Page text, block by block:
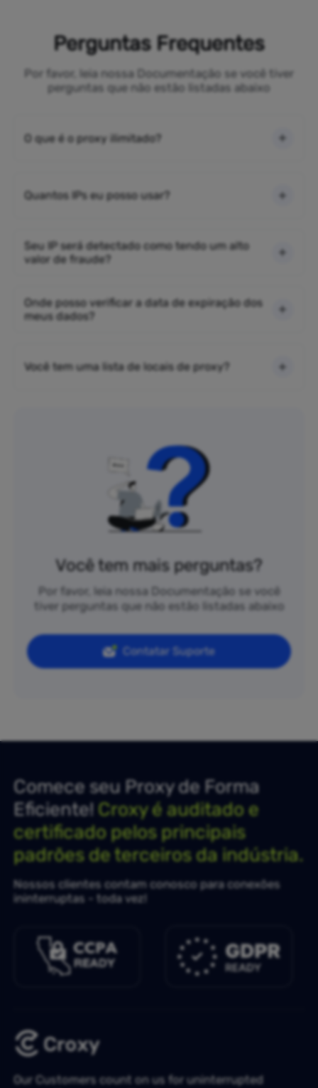
Perguntas Frequentes
Por favor, leia nossa Documentação se você tiver
perguntas que não estão listadas abaixo
O que é o proxy ilimitado?
Quantos IPs eu posso usar?
Seu IP será detectado como tendo um alto
valor de fraude?
Onde posso verificar a data de expiração dos
meus dados?
Você tem uma lista de locais de proxy?
Você tem mais perguntas?
Por favor, leia nossa Documentação se você
tiver perguntas que não estão listadas abaixo
Contatar Suporte
Comece seu Proxy de Forma
Eficiente!Croxy é auditado e
certificado pelos principais
padrões de terceiros da indústria.
Nossos clientes contam conosco para conexões
ininterruptas - toda vez!
Our Customers count on us for uninterrupted